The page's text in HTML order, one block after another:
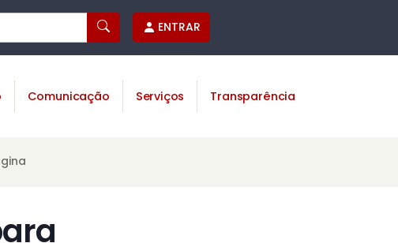
ENTRAR
Comunicação Serviços Transparência